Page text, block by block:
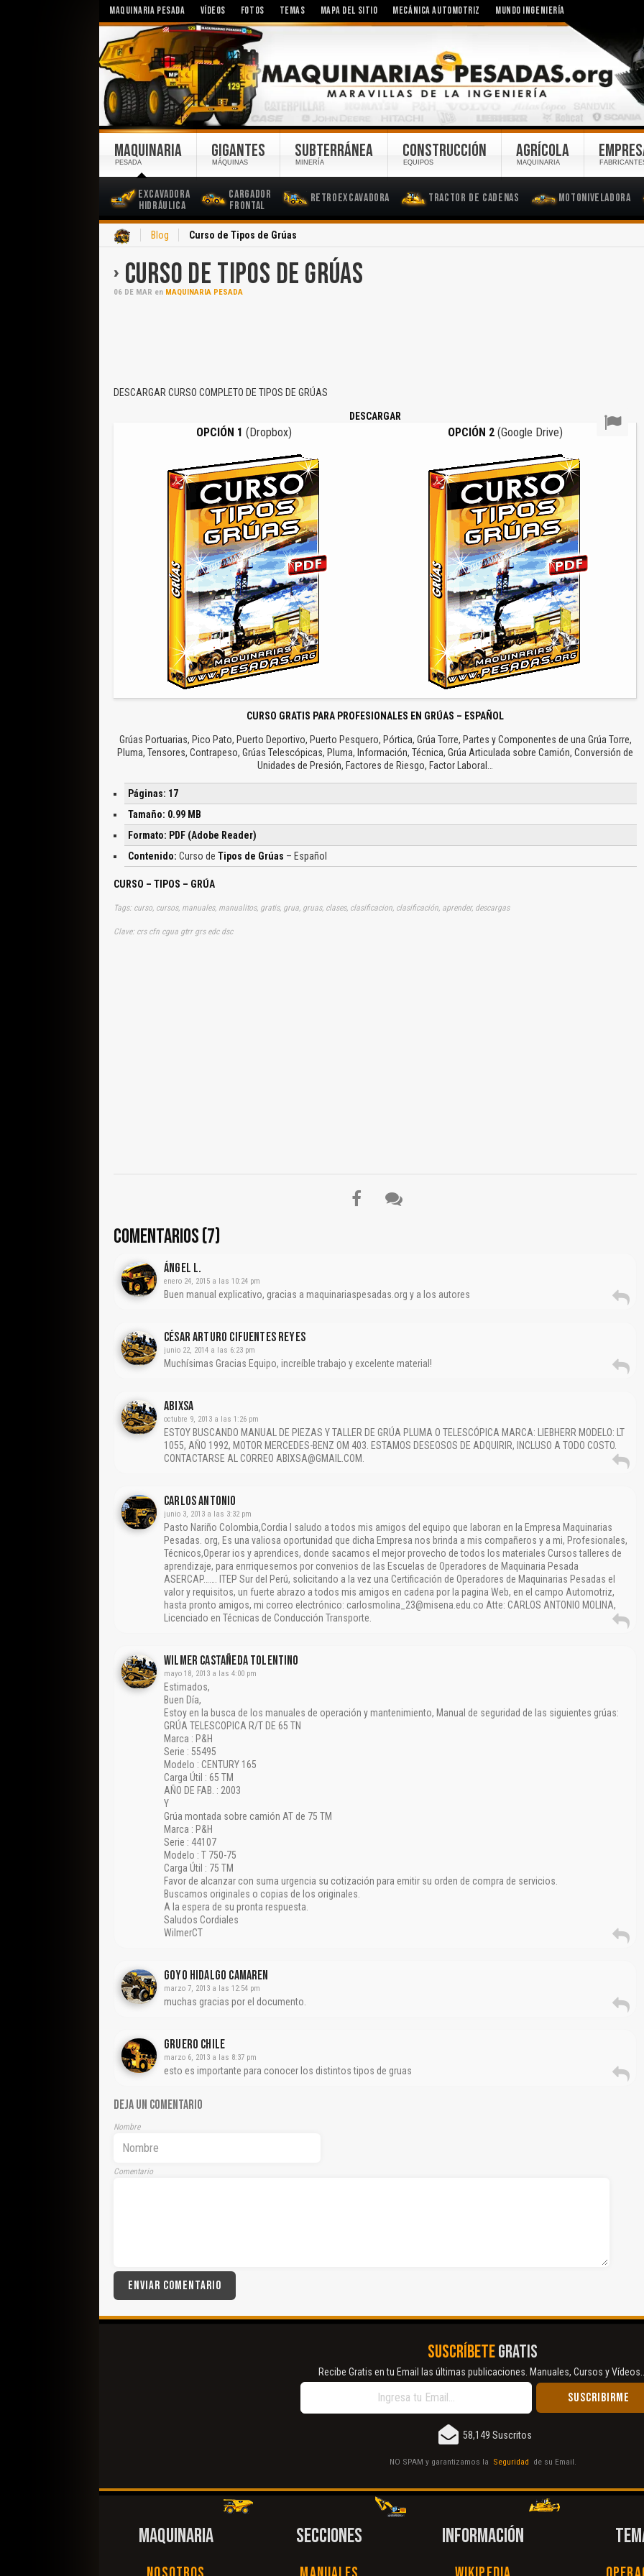
MAQUINARIA PESADA VÍDEOS FOTOS TEMAS MAPA DEL SITIO MECÁNICA AUTOMOTRIZ MUNDO INGENIERÍA
MAQUINARIA
PESADA
Excavadora
Hidráulica
Cargador
Frontal
Retroexcavadora Tractor de Cadenas Motoniveladora
GIGANTES
MÁQUINAS
SUBTERRÁNEA
MINERÍA
CONSTRUCCIÓN
EQUIPOS
AGRÍCOLA
MAQUINARIA
Blog Curso de Tipos de Grúas
CURSO DE TIPOS DE GRÚAS
06 DE MAR en MAQUINARIA PESADA
DESCARGAR CURSO COMPLETO DE TIPOS DE GRÚAS
DESCARGAR
OPCIÓN 1 (Dropbox) OPCIÓN 2 (Google Drive)
CURSO GRATIS PARA PROFESIONALES EN GRÚAS – ESPAÑOL
Grúas Portuarias, Pico Pato, Puerto Deportivo, Puerto Pesquero, Pórtica, Grúa Torre, Partes y Componentes de una Grúa Torre,
Pluma, Tensores, Contrapeso, Grúas Telescópicas, Pluma, Información, Técnica, Grúa Articulada sobre Camión, Conversión de
Unidades de Presión, Factores de Riesgo, Factor Laboral…
Páginas: 17
Tamaño: 0.99 MB
Formato: PDF (Adobe Reader)
Contenido: Curso de Tipos de Grúas – Español
CURSO – TIPOS – GRÚA
Tags: curso, cursos, manuales, manualitos, gratis, grua, gruas, clases, clasificacion, clasificación, aprender, descargas
Clave: crs cfn cgua gtrr grs edc dsc
COMENTARIOS (7)
Ángel L.
enero 24, 2015 a las 10:24 pm
Buen manual explicativo, gracias a maquinariaspesadas.org y a los autores
César Arturo Cifuentes Reyes
junio 22, 2014 a las 6:23 pm
Muchísimas Gracias Equipo, increíble trabajo y excelente material!
ABIXSA
octubre 9, 2013 a las 1:26 pm
ESTOY BUSCANDO MANUAL DE PIEZAS Y TALLER DE GRÚA PLUMA O TELESCÓPICA MARCA: LIEBHERR MODELO: LT
1055, AÑO 1992, MOTOR MERCEDES-BENZ OM 403. ESTAMOS DESEOSOS DE ADQUIRIR, INCLUSO A TODO COSTO.
CONTACTARSE AL CORREO ABIXSA@GMAIL.COM.
CARLOS ANTONIO
junio 3, 2013 a las 3:32 pm
Pasto Nariño Colombia,Cordia l saludo a todos mis amigos del equipo que laboran en la Empresa Maquinarias
Pesadas. org, Es una valiosa oportunidad que dicha Empresa nos brinda a mis compañeros y a mi, Profesionales,
Técnicos,Operar ios y aprendices, donde sacamos el mejor provecho de todos los materiales Cursos talleres de
aprendizaje, para enrriquesernos por convenios de las Escuelas de Operadores de Maquinaria Pesada
ASERCAP……. ITEP Sur del Perú, solicitando a la vez una Certificación de Operadores de Maquinarias Pesadas el
valor y requisitos, un fuerte abrazo a todos mis amigos en cadena por la pagina Web, en el campo Automotriz,
hasta pronto amigos, mi correo electrónico: carlosmolina_23@misena.edu.co Atte: CARLOS ANTONIO MOLINA,
Licenciado en Técnicas de Conducción Transporte.
Wilmer Castañeda Tolentino
mayo 18, 2013 a las 4:00 pm
Estimados,
Buen Día,
Estoy en la busca de los manuales de operación y mantenimiento, Manual de seguridad de las siguientes grúas:
GRÚA TELESCOPICA R/T DE 65 TN
Marca : P&H
Serie : 55495
Modelo : CENTURY 165
Carga Útil : 65 TM
AÑO DE FAB. : 2003
Y
Grúa montada sobre camión AT de 75 TM
Marca : P&H
Serie : 44107
Modelo : T 750-75
Carga Útil : 75 TM
Favor de alcanzar con suma urgencia su cotización para emitir su orden de compra de servicios.
Buscamos originales o copias de los originales.
A la espera de su pronta respuesta.
Saludos Cordiales
WilmerCT
Goyo Hidalgo Camaren
marzo 7, 2013 a las 12:54 pm
muchas gracias por el documento.
Gruero Chile
marzo 6, 2013 a las 8:37 pm
esto es importante para conocer los distintos tipos de gruas
DEJA UN COMENTARIO
Nombre
Comentario
SUSCRÍBETEGRATIS
Recibe Gratis en tu Email las últimas publicaciones. Manuales, Cursos y Vídeos...
58,149 Suscritos
NO SPAM y garantizamos la Seguridad de su Email.
MAQUINARIA SECCIONES INFORMACIÓN
Texto o Imagen de portada son erróneos.